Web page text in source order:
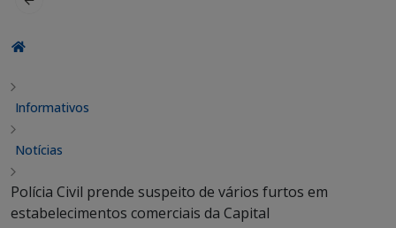
Informativos
Notícias
Polícia Civil prende suspeito de vários furtos em
estabelecimentos comerciais da Capital